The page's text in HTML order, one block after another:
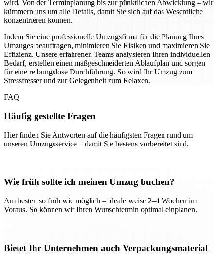
wird. Von der Terminplanung bis zur pünktlichen Abwicklung – wir
kümmern uns um alle Details, damit Sie sich auf das Wesentliche
konzentrieren können.
Indem Sie eine professionelle Umzugsfirma für die Planung Ihres
Umzuges beauftragen, minimieren Sie Risiken und maximieren Sie
Effizienz. Unsere erfahrenen Teams analysieren Ihren individuellen
Bedarf, erstellen einen maßgeschneiderten Ablaufplan und sorgen
für eine reibungslose Durchführung. So wird Ihr Umzug zum
Stressfresser und zur Gelegenheit zum Relaxen.
FAQ
Häufig gestellte Fragen
Hier finden Sie Antworten auf die häufigsten Fragen rund um
unseren Umzugsservice – damit Sie bestens vorbereitet sind.
Wie früh sollte ich meinen Umzug buchen?
Am besten so früh wie möglich – idealerweise 2–4 Wochen im
Voraus. So können wir Ihren Wunschtermin optimal einplanen.
Bietet Ihr Unternehmen auch Verpackungsmaterial